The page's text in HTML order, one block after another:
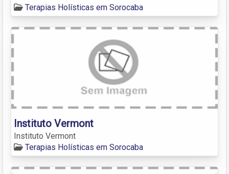
Terapias Holísticas em Sorocaba
Instituto Vermont
Instituto Vermont
Terapias Holísticas em Sorocaba